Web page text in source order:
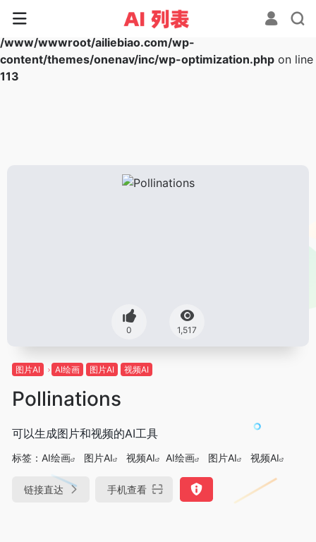
Warning
: Array to string conversion in
/www/wwwroot/ailiebiao.com/wp-
content/themes/onenav/inc/wp-optimization.php on line
113
0 1,517
图片AI AI绘画 图片AI 视频AI
Pollinations
可以生成图片和视频的AI工具
标签： AI绘画 图片AI 视频AI AI绘画 图片AI 视频AI
链接直达 手机查看